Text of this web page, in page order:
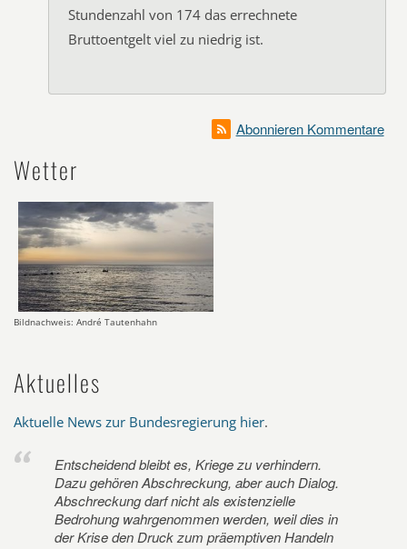
Stundenzahl von 174 das errechnete
Bruttoentgelt viel zu niedrig ist.
Abonnieren Kommentare
Wetter
Bildnachweis: André Tautenhahn
Aktuelles
Aktuelle News zur Bundesregierung hier.
Entscheidend bleibt es, Kriege zu verhindern.
Dazu gehören Abschreckung, aber auch Dialog.
Abschreckung darf nicht als existenzielle
Bedrohung wahrgenommen werden, weil dies in
der Krise den Druck zum präemptiven Handeln